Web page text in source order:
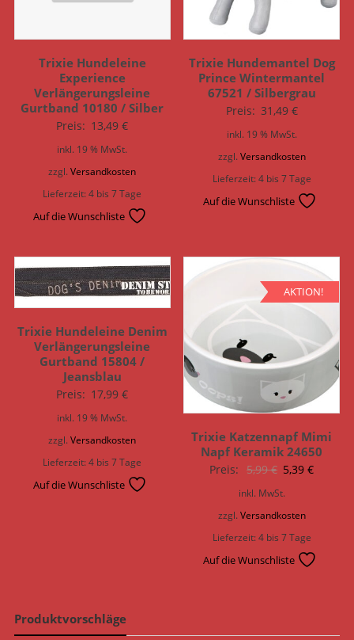
Trixie Hundeleine
Experience
Verlängerungsleine
Gurtband 10180 / Silber
Preis: 13,49€
inkl. 19 % MwSt.
zzgl.Versandkosten
Lieferzeit:4 bis 7 Tage
Auf die Wunschliste
Trixie Hundemantel Dog
Prince Wintermantel
67521 / Silbergrau
Preis: 31,49 €
inkl. 19 % MwSt.
zzgl.Versandkosten
Lieferzeit:4 bis 7 Tage
Auf die Wunschliste
Trixie Hundeleine Denim
Verlängerungsleine
Gurtband 15804 /
Jeansblau
Preis: 17,99€
inkl. 19 % MwSt.
zzgl.Versandkosten
Lieferzeit:4 bis 7 Tage
Auf die Wunschliste
AKTION!
Trixie Katzennapf Mimi
Napf Keramik 24650
Preis: 5,99€
Preis
5,39€
inkl. MwSt.
zzgl. Versandkosten
Lieferzeit:4 bis 7 Tage
Auf die Wunschliste
Produktvorschläge